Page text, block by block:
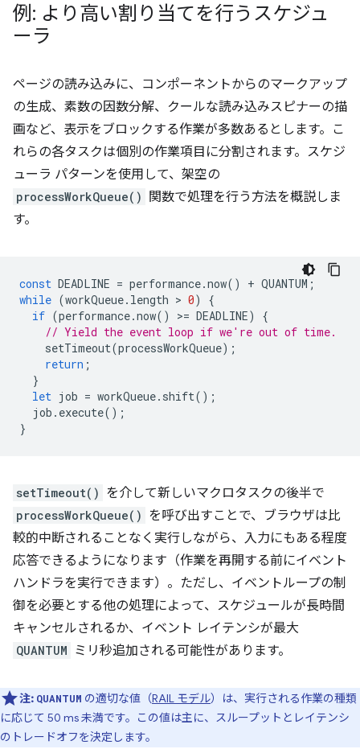
例: より高い割り当てを行うスケジュ
ーラ
ページの読み込みに、コンポーネントからのマークアップ
の生成、素数の因数分解、クールな読み込みスピナーの描
画など、表示をブロックする作業が多数あるとします。こ
れらの各タスクは個別の作業項目に分割されます。スケジ
ューラ パターンを使用して、架空の
processWorkQueue() 関数で処理を行う方法を概説しま
す。
const DEADLINE = performance.now() + QUANTUM ;
while (workQueue. length > 0)
{
if (performance.now() >= DEADLINE)
{
// Yield the event loop if we're out of time.
setTimeout(processWorkQueue);
return ;
}
let job = workQueue. shift();
job . execute();
}
setTimeout() を介して新しいマクロタスクの後半で
processWorkQueue() を呼び出すことで、ブラウザは比
較的中断されることなく実行しながら、入力にもある程度
応答できるようになります（作業を再開する前にイベント
ハンドラを実行できます）。ただし、イベントループの制
御を必要とする他の処理によって、スケジュールが長時間
キャンセルされるか、イベント レイテンシが最大
QUANTUM ミリ秒追加される可能性があります。
注: QUANTUM の適切な値（RAIL モデル）は、実行される作業の種類
に応じて 50 ms 未満です。この値は主に、スループットとレイテンシ
のトレードオフを決定します。